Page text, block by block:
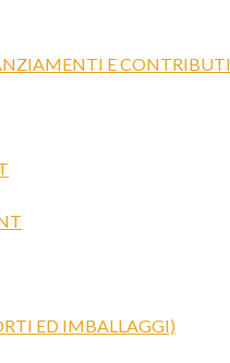
E CONTRIBUTI
ED IMBALLAGGI)